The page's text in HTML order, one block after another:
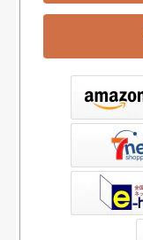
書店ウェブストア